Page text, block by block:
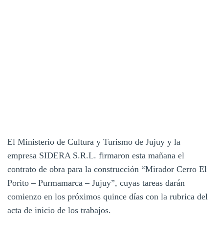
El Ministerio de Cultura y Turismo de Jujuy y la
empresa SIDERA S.R.L. firmaron esta mañana el
contrato de obra para la construcción “Mirador Cerro El
Porito – Purmamarca – Jujuy”, cuyas tareas darán
comienzo en los próximos quince días con la rubrica del
acta de inicio de los trabajos.